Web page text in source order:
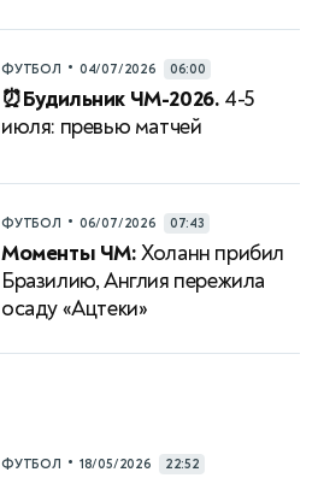
ФУТБОЛ • 04/07/2026 06:00
⏰Будильник ЧМ-2026. 4-5
июля: превью матчей
ФУТБОЛ • 06/07/2026 07:43
Моменты ЧМ:Холанн прибил
Бразилию, Англия пережила
осаду «Ацтеки»
ФУТБОЛ • 18/05/2026 22:52